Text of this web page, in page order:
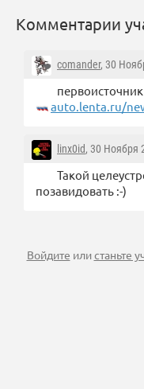
Комментарии
comander, 30
первоисточник
auto.lenta.ru/
linx0id, 30 Ноября
Такой
позавидовать :-)
Войдите илистаньте